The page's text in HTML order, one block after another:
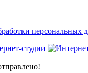
персональных
студии